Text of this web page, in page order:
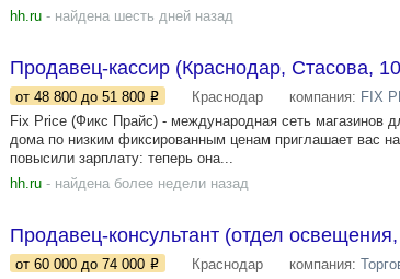
hh.ru - найдена шесть дней назад
Продавец-кассир (Краснодар, Стасова,
от 48 800 до 51 800 Краснодар компания: FIX
Fix Price (Фикс Прайс) - международная сеть магазинов
дома по низким фиксированным ценам приглашает вас
повысили зарплату: теперь она...
hh.ru - найдена более недели назад
Продавец-консультант (отдел
от 60 000 до 74 000 Краснодар компания: